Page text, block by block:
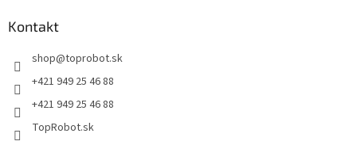
Kontakt
shop@toprobot.sk
+421 949 25 46 88
+421 949 25 46 88
TopRobot.sk